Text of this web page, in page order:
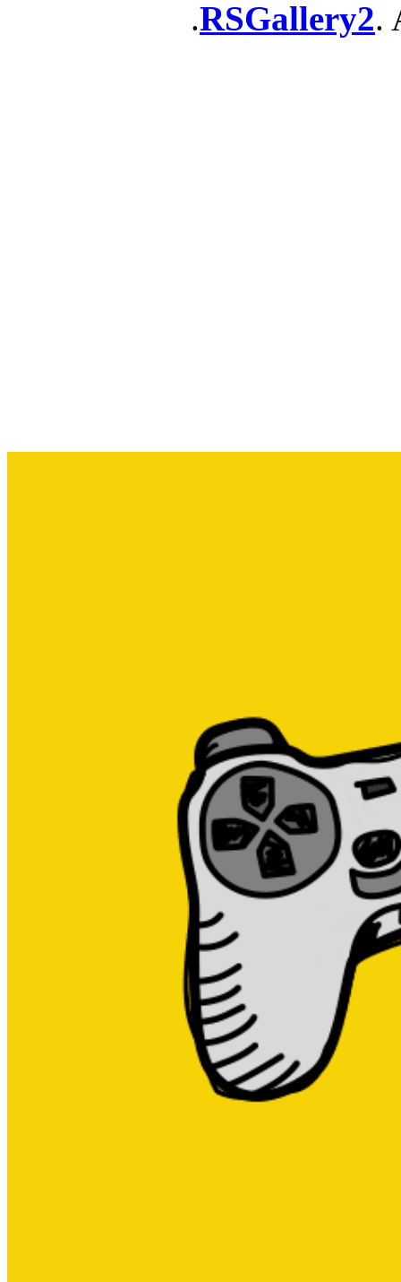
RSGallery2.